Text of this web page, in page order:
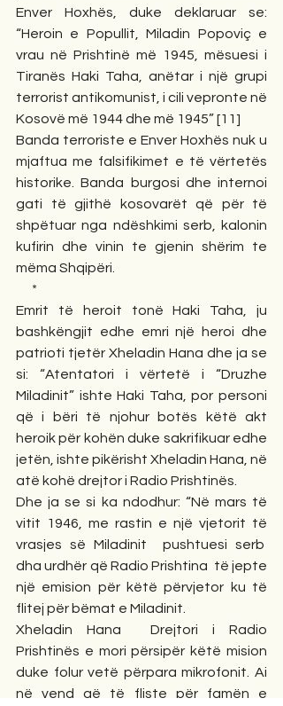
Enver Hoxhës, duke deklaruar se:
“Heroin e Popullit, Miladin Popoviç e
vrau në Prishtinë më 1945, mësuesi i
Tiranës Haki Taha, anëtar i një grupi
terrorist antikomunist, i cili vepronte në
Kosovë më 1944 dhe më 1945” [11]
Banda terroriste e Enver Hoxhës nuk u
mjaftua me falsifikimet e të vërtetës
historike. Banda burgosi dhe internoi
gati të gjithë kosovarët që për të
shpëtuar nga ndëshkimi serb, kalonin
kufirin dhe vinin te gjenin shërim te
mëma Shqipëri.
*
Emrit të heroit tonë Haki Taha, ju
bashkëngjit edhe emri një heroi dhe
patrioti tjetër Xheladin Hana dhe ja se
si: “Atentatori i vërtetë i “Druzhe
Miladinit” ishte Haki Taha, por personi
që i bëri të njohur botës këtë akt
heroik për kohën duke sakrifikuar edhe
jetën, ishte pikërisht Xheladin Hana, në
atë kohë drejtor i Radio Prishtinës.
Dhe ja se si ka ndodhur: “Në mars të
vitit 1946, me rastin e një vjetorit të
vrasjes së Miladinit  pushtuesi serb
dha urdhër që Radio Prishtina  të jepte
një emision për këtë përvjetor ku të
flitej për bëmat e Miladinit.
Xheladin Hana  Drejtori i Radio
Prishtinës e mori përsipër këtë mision
duke folur vetë përpara mikrofonit. Ai
në vend që të fliste për famën e